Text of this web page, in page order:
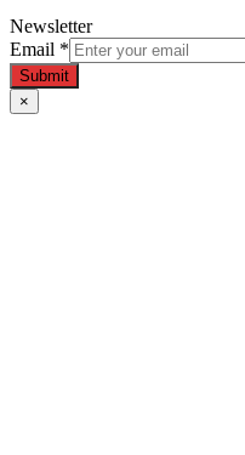
Newsletter
Email *
Submit
×